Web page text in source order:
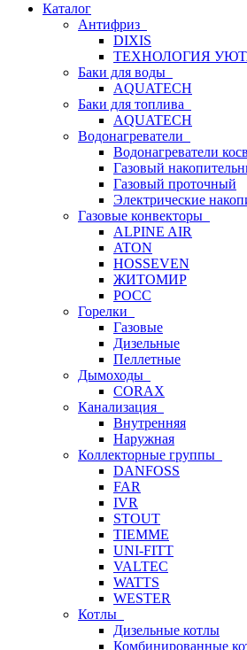
Каталог
Антифриз
DIXIS
ТЕХНОЛОГИЯ
Баки для воды
AQUATECH
Баки для топлива
AQUATECH
Водонагреватели
Водонагреватели
Газовый
Газовый проточный
Электрические
Газовые конвекторы
ALPINE AIR
ATON
HOSSEVEN
ЖИТОМИР
РОСС
Горелки
Газовые
Дизельные
Пеллетные
Дымоходы
CORAX
Канализация
Внутренняя
Наружная
Коллекторные группы
DANFOSS
FAR
IVR
STOUT
TIEMME
UNI-FITT
VALTEC
WATTS
WESTER
Котлы
Дизельные котлы
Комбинированные